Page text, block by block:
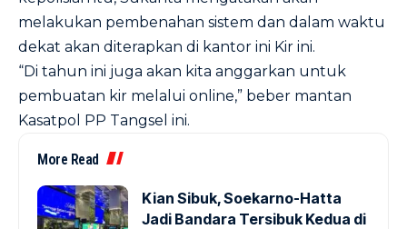
melakukan pembenahan sistem dan dalam waktu
dekat akan diterapkan di kantor ini Kir ini.
“Di tahun ini juga akan kita anggarkan untuk
pembuatan kir melalui online,” beber mantan
Kasatpol PP Tangsel ini.
More Read
Kian Sibuk, Soekarno-Hatta
Jadi Bandara Tersibuk Kedua di